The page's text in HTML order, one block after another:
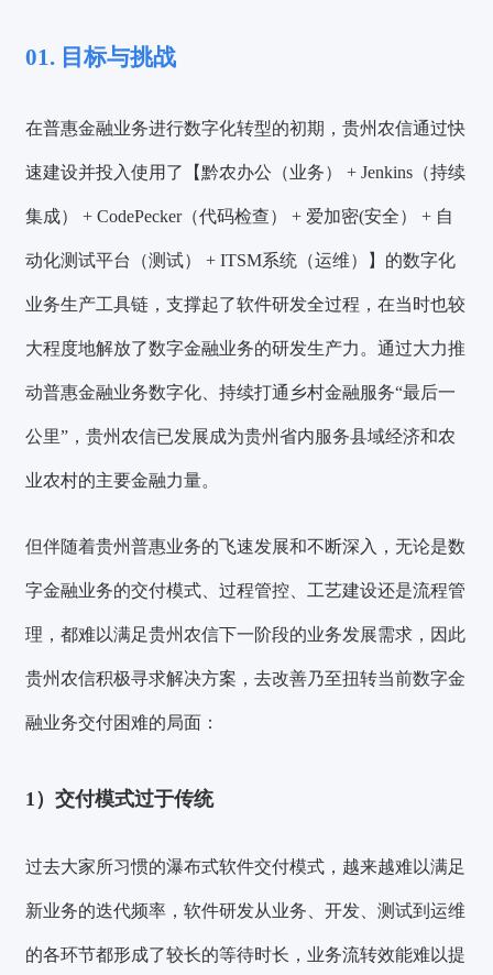
01. 目标与挑战
在普惠金融业务进行数字化转型的初期，贵州农信通过快
速建设并投入使用了【黔农办公（业务） + Jenkins（持续
集成） + CodePecker（代码检查） + 爱加密(安全） + 自
动化测试平台（测试） + ITSM系统（运维）】的数字化
业务生产工具链，支撑起了软件研发全过程，在当时也较
大程度地解放了数字金融业务的研发生产力。通过大力推
动普惠金融业务数字化、持续打通乡村金融服务“最后一
公里”，贵州农信已发展成为贵州省内服务县域经济和农
业农村的主要金融力量。
但伴随着贵州普惠业务的飞速发展和不断深入，无论是数
字金融业务的交付模式、过程管控、工艺建设还是流程管
理，都难以满足贵州农信下一阶段的业务发展需求，因此
贵州农信积极寻求解决方案，去改善乃至扭转当前数字金
融业务交付困难的局面：
1）交付模式过于传统
过去大家所习惯的瀑布式软件交付模式，越来越难以满足
新业务的迭代频率，软件研发从业务、开发、测试到运维
的各环节都形成了较长的等待时长，业务流转效能难以提